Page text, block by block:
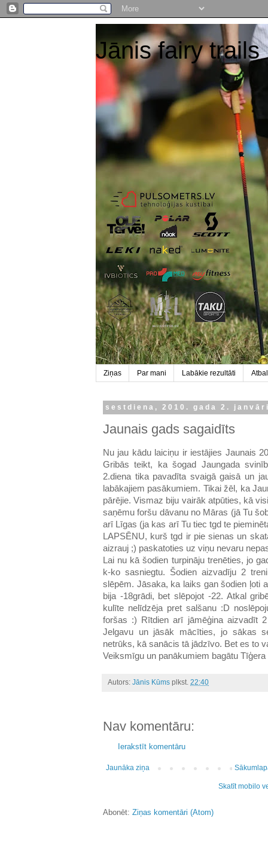
Jānis fairy trails
Ziņas Par mani Labākie rezultāti
sestdiena, 2010. gada 2.
Jaunais gads sagaidīts
Nu jau kādu laiciņu ir iestājies Jaunais
Gribās teikt, ka šogad Jaungada
2.diena tika pavadīta svaigā gaisā un
labākajiem pasākumiem. Tikai žēl, ka
pārējie. Vismaz biju vairāk atpūties, kā
saņēmu foršu dāvanu no Māras (jā Tu
arī Līgas (ja kas arī Tu tiec tgd te
LAPSĒNU, kurš tgd ir pie sienas un
aizrauj ;) paskatoties uz viņu nevaru
Lai nu kā šodien turpināju trenēties, jo
k-ko sasniegtu. Šodien aizvadīju 2
slēpēm. Jāsaka, ka laiks gan šodien ļoti
bija -18grādi, bet slēpojot -22. Atkal
kulīte nelīdzēja pret salšanu :D
foršas :) Rītdien arī jāmēģina aizvadīt
Jelgavu un jāsāk mācīties, jo sākas
netrūks, kā sanācis tā jādzīvo. Bet es to
Veiksmīgu un panākumiem bagātu Tīģera
Autors: Jānis Kūms plkst. 22:40
Nav komentāru:
Ierakstīt komentāru
Jaunāka ziņa
Skatīt mobilo
Abonēt: Ziņas komentāri (Atom)